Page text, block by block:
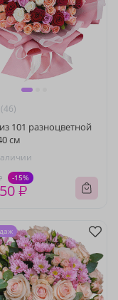
(46)
101 разноцветной
см
-15%
₽